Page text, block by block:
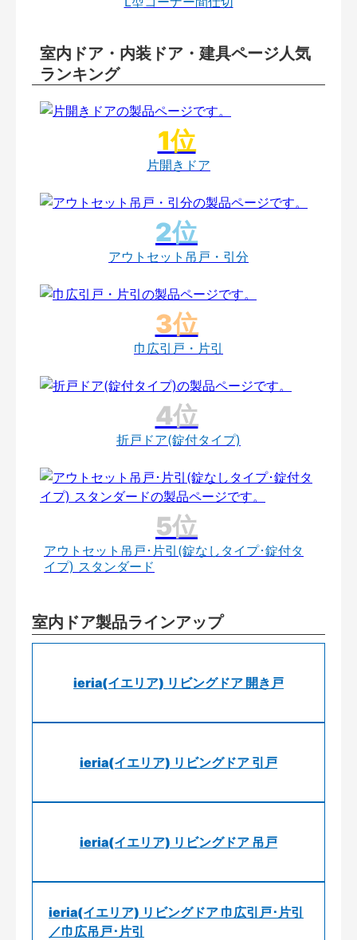
室内ドア・内装ドア・建具ページ人気
ランキング
片開きドア
アウトセット吊戸・引分
巾広引戸・片引
折戸ドア(錠付タイプ)
アウトセット吊戸･片引(錠なしタイプ･錠付タ
イプ) スタンダード
室内ドア製品ラインアップ
ieria(イエリア) リビングドア 開き戸
ieria(イエリア) リビングドア 引戸
ieria(イエリア) リビングドア 吊戸
ieria(イエリア) リビングドア 巾広引戸･片引
／巾広吊戸･片引